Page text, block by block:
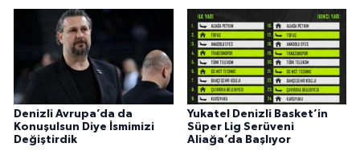
Denizli Avrupa’da da
Konuşulsun Diye İsmimizi
Değiştirdik
Yukatel Denizli Basket’in
Süper Lig Serüveni
Aliağa’da Başlıyor